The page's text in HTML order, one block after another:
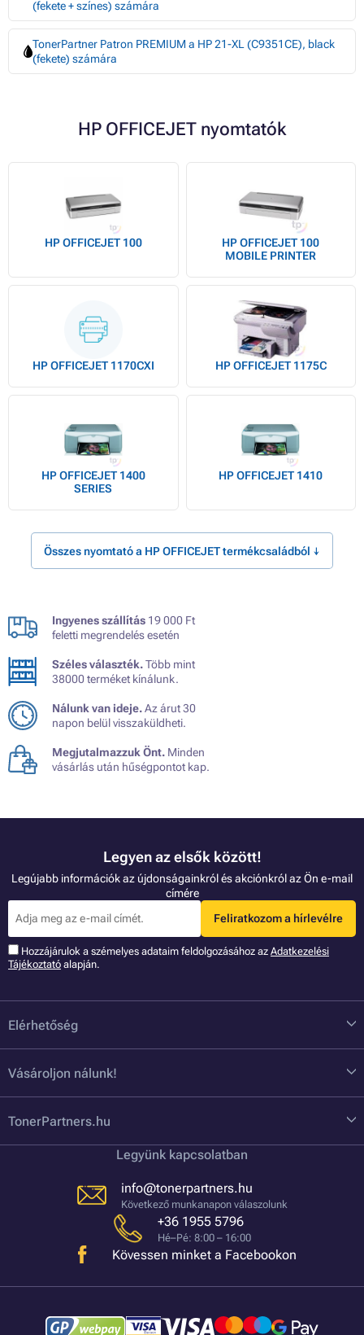
(fekete + színes) számára
TonerPartner Patron PREMIUM a HP 21-XL (C9351CE), black
(fekete) számára
HP OFFICEJET nyomtatók
HP OFFICEJET 100
HP OFFICEJET 100
MOBILE PRINTER
HP OFFICEJET 1170CXI HP OFFICEJET 1175C
HP OFFICEJET 1400
SERIES
HP OFFICEJET 1410
Összes nyomtató a HP OFFICEJET termékcsaládból ↓
Ingyenes szállítás 19 000 Ft
feletti megrendelés esetén
Széles választék.Több mint
38000 terméket kínálunk.
Nálunk van ideje.Az árut 30
napon belül visszaküldheti.
Megjutalmazzuk Önt. Minden
vásárlás után hűségpontot kap.
Legyen az elsők között!
Legújabb információk az újdonságainkról és akciónkról az Ön e-mail
címére
Feliratkozom a hírlevélre
Hozzájárulok a szémelyes adataim feldolgozásához az Adatkezelési
Tájékoztató alapján.
Elérhetőség
Vásároljon nálunk!
TonerPartners.hu
Legyünk kapcsolatban
info@tonerpartners.hu
Következő munkanapon válaszolunk
+36 1955 5796
Hé–Pé: 8:00 – 16:00
Kövessen minket a Facebookon